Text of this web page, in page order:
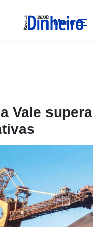
Menu
Vale supera